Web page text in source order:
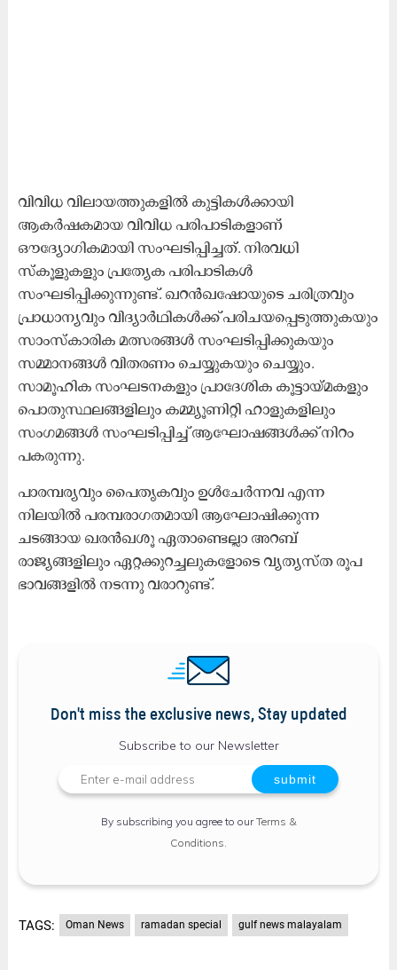
വിവിധ വിലായത്തുകളില്‍ കുട്ടികള്‍ക്കായി
ആകര്‍ഷകമായ വിവിധ പരിപാടികളാണ്
ഔദ്യോഗികമായി സംഘടിപ്പിച്ചത്. നിരവധി
സ്കൂളുകളും പ്രത്യേക പരിപാടികൾ
സംഘടിപ്പിക്കുന്നുണ്ട്. ഖറൻഖഷോയുടെ ചരിത്രവും
പ്രാധാന്യവും വിദ്യാർഥികൾക്ക് പരിചയപ്പെടുത്തുകയും
സാംസ്കാരിക മത്സരങ്ങൾ സംഘടിപ്പിക്കുകയും
സമ്മാനങ്ങൾ വിതരണം ചെയ്യുകയും ചെയ്യും.
സാമൂഹിക സംഘടനകളും പ്രാദേശിക കൂട്ടായ്മകളും
പൊതുസ്ഥലങ്ങളിലും കമ്മ്യൂണിറ്റി ഹാളുകളിലും
സംഗമങ്ങൾ സംഘടിപ്പിച്ച് ആഘോഷങ്ങൾക്ക് നിറം
പകരുന്നു.
പാരമ്പര്യവും പൈതൃകവും ഉള്‍ചേര്‍ന്നവ എന്ന
നിലയിൽ പരമ്പരാഗതമായി ആഘോഷിക്കുന്ന
ചടങ്ങായ ഖരൻഖശൂ ഏതാണ്ടെല്ലാ അറബ്
രാജ്യങ്ങളിലും ഏറ്റക്കുറച്ചലുകളോടെ വ്യത്യസ്ത രൂപ
ഭാവങ്ങളില്‍ നടന്നു വരാറുണ്ട്.
Don't miss the exclusive news, Stay updated
Subscribe to our Newsletter
By subscribing you agree to ourTerms &
Conditions
TAGS: Oman News ramadan special gulf news malayalam